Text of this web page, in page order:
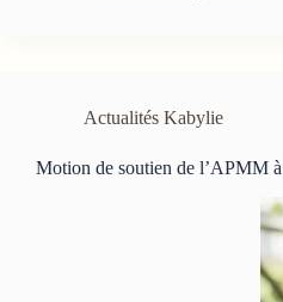
Actualités Kabylie
Motion de soutien de l’APMM